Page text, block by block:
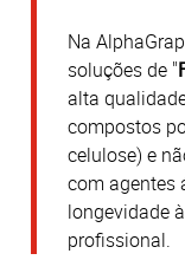
Na
soluções de "
alta
compostos
celulose) e
com agentes
longevidade
profissional.